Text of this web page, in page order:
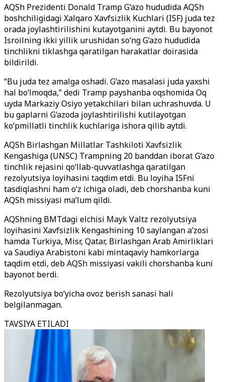
AQSh Prezidenti Donald Tramp G‘azo hududida AQSh
boshchiligidagi Xalqaro Xavfsizlik Kuchlari (ISF) juda tez
orada joylashtirilishini kutayotganini aytdi. Bu bayonot
Isroilning ikki yillik urushidan so‘ng G‘azo hududida
tinchlikni tiklashga qaratilgan harakatlar doirasida
bildirildi.
“Bu juda tez amalga oshadi. G‘azo masalasi juda yaxshi
hal bo‘lmoqda,” dedi Tramp payshanba oqshomida Oq
uyda Markaziy Osiyo yetakchilari bilan uchrashuvda. U
bu gaplarni G‘azoda joylashtirilishi kutilayotgan
ko‘pmillatli tinchlik kuchlariga ishora qilib aytdi.
AQSh Birlashgan Millatlar Tashkiloti Xavfsizlik
Kengashiga (UNSC) Trampning 20 banddan iborat G‘azo
tinchlik rejasini qo‘llab-quvvatlashga qaratilgan
rezolyutsiya loyihasini taqdim etdi. Bu loyiha ISFni
tasdiqlashni ham o‘z ichiga oladi, deb chorshanba kuni
AQSh missiyasi ma’lum qildi.
AQShning BMTdagi elchisi Mayk Valtz rezolyutsiya
loyihasini Xavfsizlik Kengashining 10 saylangan a’zosi
hamda Turkiya, Misr, Qatar, Birlashgan Arab Amirliklari
va Saudiya Arabistoni kabi mintaqaviy hamkorlarga
taqdim etdi, deb AQSh missiyasi vakili chorshanba kuni
bayonot berdi.
Rezolyutsiya bo‘yicha ovoz berish sanasi hali
belgilanmagan.
TAVSIYA ETILADI